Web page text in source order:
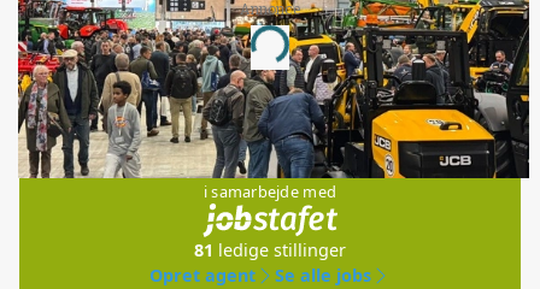
Annonce
Loading...
Jobs
i samarbejde med
81 ledige stillinger
Opret agent
Se alle jobs